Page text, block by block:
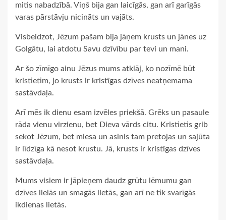
mitis nabadzībā. Viņš bija gan laicīgās, gan arī garīgās
varas pārstāvju nicināts un vajāts.
Visbeidzot, Jēzum pašam bija jāņem krusts un jānes uz
Golgātu, lai atdotu Savu dzīvību par tevi un mani.
Ar šo zīmīgo ainu Jēzus mums atklāj, ko nozīmē būt
kristietim, jo krusts ir kristīgas dzīves neatņemama
sastāvdaļa.
Arī mēs ik dienu esam izvēles priekšā. Grēks un pasaule
rāda vienu virzienu, bet Dieva vārds citu. Kristietis grib
sekot Jēzum, bet miesa un asinis tam pretojas un sajūta
ir līdzīga kā nesot krustu. Jā, krusts ir kristīgas dzīves
sastāvdaļa.
Mums visiem ir jāpieņem daudz grūtu lēmumu gan
dzīves lielās un smagās lietās, gan arī ne tik svarīgās
ikdienas lietās.